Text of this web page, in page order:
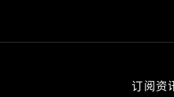
订阅资